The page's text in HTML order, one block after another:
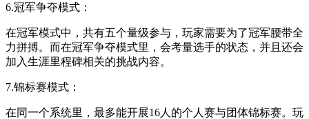
6.冠军争夺模式：
在冠军模式中，共有五个量级参与，玩家需要为了冠军腰带全
力拼搏。而在冠军争夺模式里，会考量选手的状态，并且还会
加入生涯里程碑相关的挑战内容。
7.锦标赛模式：
在同一个系统里，最多能开展16人的个人赛与团体锦标赛。玩